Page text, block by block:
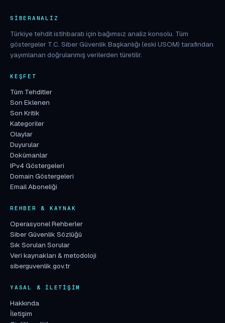
SIBERANALIZ
Türkiye tehdit istihbaratı için bağımsız analiz konsolu. Tüm
göstergeler T.C. Siber Güvenlik Başkanlığı (eski USOM) tarafından
yayımlanan doğrulanmış verilerden türetilir.
KEŞFET
Tüm Tehditler
Son Eklenen
Son Kritik
Kategoriler
Olaylar
Duyurular
Dokümanlar
IPv4 Göstergeleri
Domain Göstergeleri
Email Aboneliği
REHBER & KAYNAK
Operasyonel Rehberler
Siber Güvenlik Sözlüğü
Sık Sorulan Sorular
Veri kaynakları & metodoloji
siberguvenlik.gov.tr
YASAL & İLETIŞIM
Hakkında
İletişim